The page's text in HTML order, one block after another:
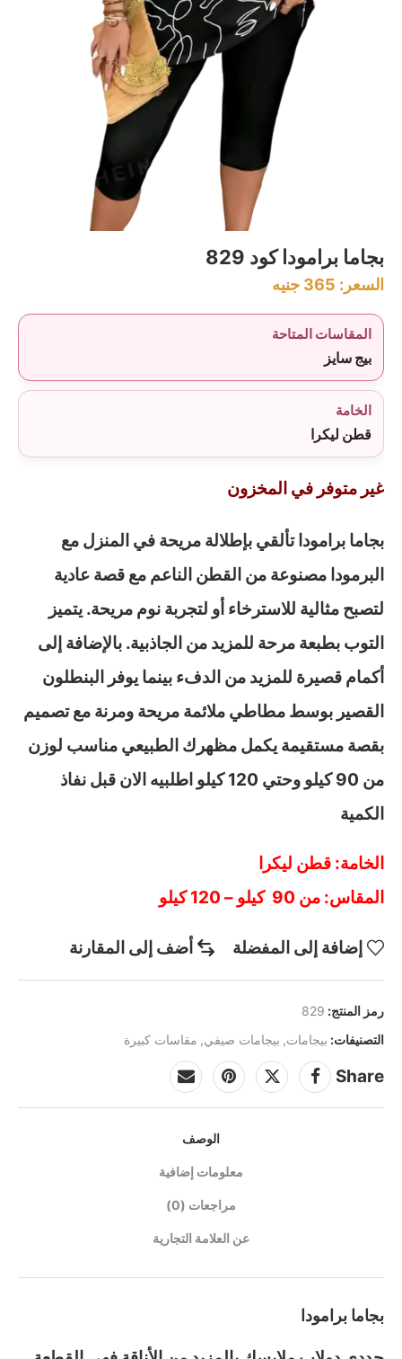
بجاما برامودا كود 829
السعر: 365 جنيه
المقاسات المتاحة
بيج سايز
الخامة
قطن ليكرا
غير متوفر في المخزون
بجاما برامودا تألقي بإطلالة مريحة في المنزل مع
البرمودا مصنوعة من القطن الناعم مع قصة عادية
لتصبح مثالية للاسترخاء أو لتجربة نوم مريحة. يتميز
التوب بطبعة مرحة للمزيد من الجاذبية. بالإضافة إلى
أكمام قصيرة للمزيد من الدفء بينما يوفر البنطلون
القصير بوسط مطاطي ملائمة مريحة ومرنة مع تصميم
بقصة مستقيمة يكمل مظهرك الطبيعي مناسب لوزن
من 90 كيلو وحتي 120 كيلو اطلبيه الان قبل نفاذ
الكمية
الخامة: قطن ليكرا
المقاس: من 90 كيلو – 120 كيلو
إضافة إلى المفضلة أضف إلى المقارنة
رمز المنتج: 829
التصنيفات: بيجامات, بيجامات صيفي, مقاسات كبيرة
Share
الوصف
معلومات إضافية
مراجعات (0)
عن العلامة التجارية
بجاما برامودا